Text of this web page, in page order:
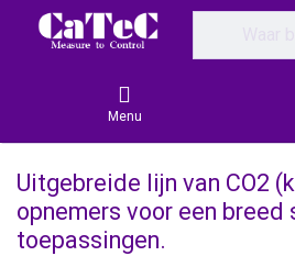
Menu
Uitgebreide lijn van CO2
opnemers voor een breed
toepassingen.